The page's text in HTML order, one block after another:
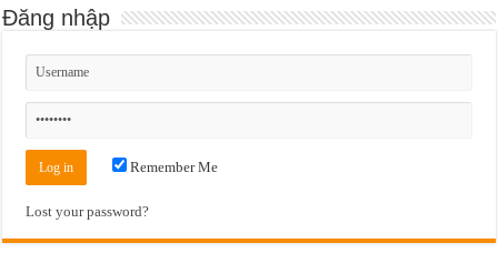
Đăng nhập
Remember Me
Lost your password?